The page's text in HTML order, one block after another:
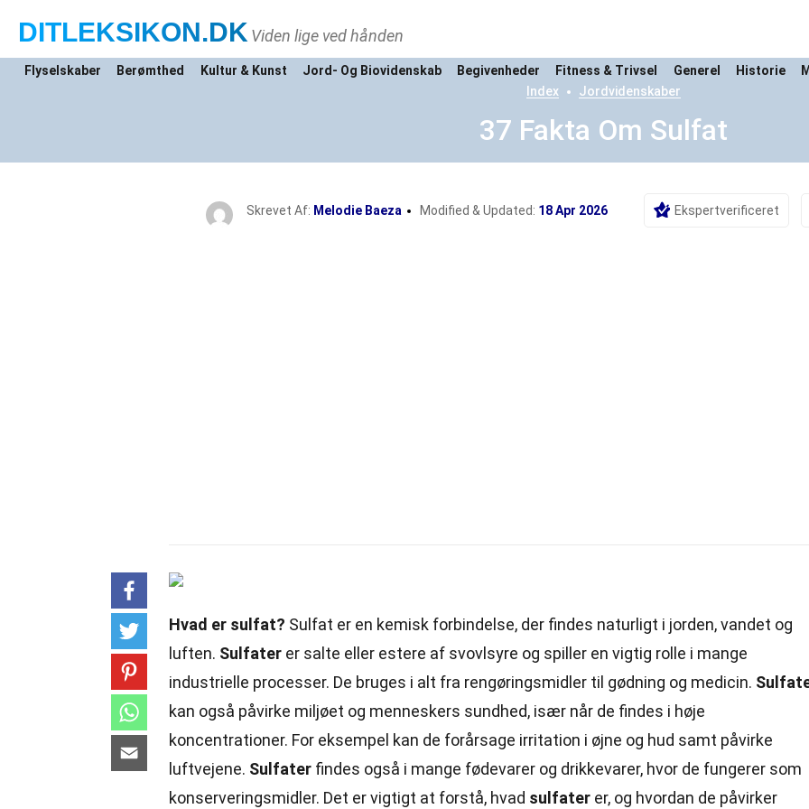
DITLEKSIKON.DK Viden lige ved hånden
Flyselskaber Berømthed Kultur & Kunst Jord- Og Biovidenskab Begivenheder Fitness & Trivsel Generel Historie
Index
Jordvidenskaber
37 Fakta Om Sulfat
Skrevet Af: Melodie Baeza Modified & Updated: 18 Apr 2026 Ekspertverificeret
Hvad er sulfat? Sulfat er en kemisk forbindelse, der findes naturligt i jorden, vandet og
luften. Sulfater er salte eller estere af svovlsyre og spiller en vigtig rolle i mange
industrielle processer. De bruges i alt fra rengøringsmidler til gødning og medicin.
kan også påvirke miljøet og menneskers sundhed, især når de findes i høje
koncentrationer. For eksempel kan de forårsage irritation i øjne og hud samt påvirke
luftvejene. Sulfater findes også i mange fødevarer og drikkevarer, hvor de fungerer som
konserveringsmidler. Det er vigtigt at forstå, hvad sulfater er, og hvordan de påvirker